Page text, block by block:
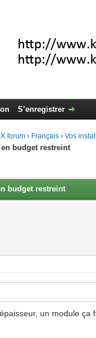
S’enregistrer
forum › Français ›Vos
budget restreint
budget restreint
un module